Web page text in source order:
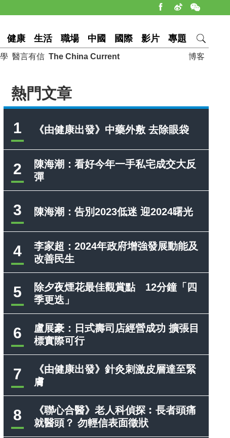
健康 生活 職場 中國 國際 影片 專題
博客
醫言有信 The China Current
熱門文章
1 《由健康出發》中藥外敷 去除眼袋
2
陳海潮：看好今年一手私宅成交大反
彈
3 陳海潮：告別2023低迷 迎2024曙光
4
李家超：2024年政府增強發展動能及
改善民生
5
除夕夜煙花最佳觀賞點 12分鐘「四
季更迭」
6
盧展豪：日式壽司店經營成功 擴張目
標實際可行
7
《由健康出發》針灸刺激皮層達至緊
膚
8
《聯心合醫》老人科偵探︰長者頭痛
就醫頭？ 勿輕信表面徵狀